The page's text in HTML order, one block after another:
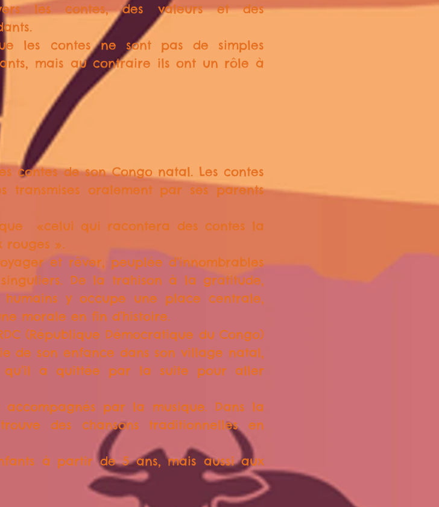
les contes, des valeurs et des
les contes ne sont pas de simples
mais au contraire ils ont un rôle à
contes de son Congo natal. Les contes
transmises oralement par ses parents
«celui qui racontera des contes la
rouges ».
et rêver, peuplée d’innombrables
De la trahison à la gratitude,
humains y occupe une place centrale,
morale en fin d’histoire.
(République Démocratique du Congo)
de son enfance dans son village natal,
qu’il a quittée par la suite pour aller
accompagnés par la musique. Dans la
des chansons traditionnelles en
à partir de 5 ans, mais aussi aux